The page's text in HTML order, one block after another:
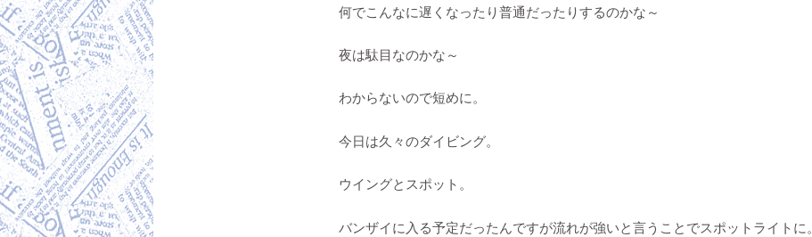
何でこんなに遅くなったり普通だったりするのかな～
夜は駄目なのかな～
わからないので短めに。
今日は久々のダイビング。
ウイングとスポット。
バンザイに入る予定だったんですが流れが強いと言うことでスポットライトに。